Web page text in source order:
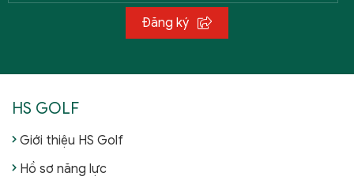
Đăng ký
HS GOLF
Giới thiệu HS Golf
Hồ sơ năng lực